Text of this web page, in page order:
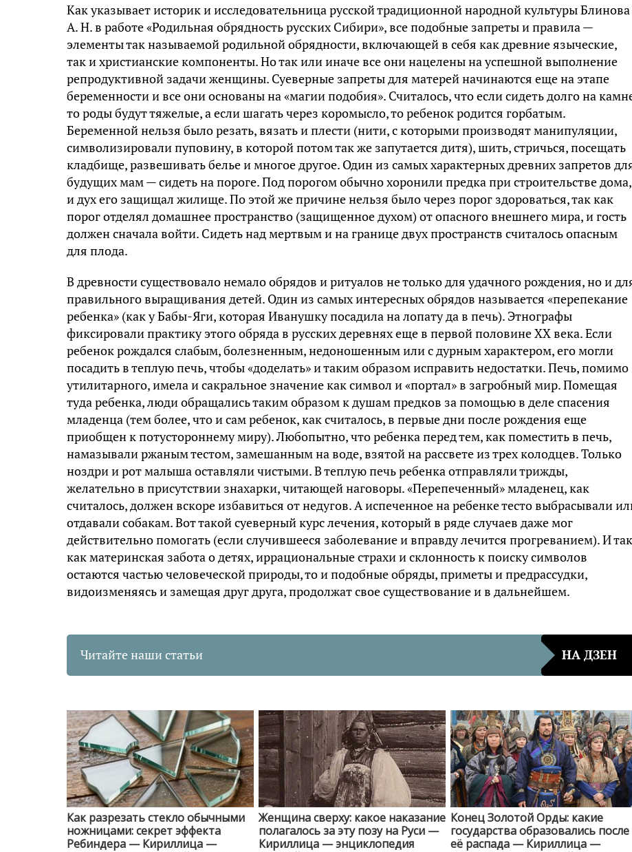
Как указывает историк и исследовательница русской традиционной народной культуры Блинова
А. Н. в работе «Родильная обрядность русских Сибири», все подобные запреты и правила —
элементы так называемой родильной обрядности, включающей в себя как древние языческие,
так и христианские компоненты. Но так или иначе все они нацелены на успешной выполнение
репродуктивной задачи женщины. Суеверные запреты для матерей начинаются еще на этапе
беременности и все они основаны на «магии подобия». Считалось, что если сидеть долго на
то роды будут тяжелые, а если шагать через коромысло, то ребенок родится горбатым.
Беременной нельзя было резать, вязать и плести (нити, с которыми производят манипуляции,
символизировали пуповину, в которой потом так же запутается дитя), шить, стричься, посещать
кладбище, развешивать белье и многое другое. Один из самых характерных древних запретов
будущих мам — сидеть на пороге. Под порогом обычно хоронили предка при строительстве дома,
и дух его защищал жилище. По этой же причине нельзя было через порог здороваться, так как
порог отделял домашнее пространство (защищенное духом) от опасного внешнего мира, и гость
должен сначала войти. Сидеть над мертвым и на границе двух пространств считалось опасным
для плода.
В древности существовало немало обрядов и ритуалов не только для удачного рождения, но и
правильного выращивания детей. Один из самых интересных обрядов называется «перепекание
ребенка» (как у Бабы-Яги, которая Иванушку посадила на лопату да в печь). Этнографы
фиксировали практику этого обряда в русских деревнях еще в первой половине ХХ века. Если
ребенок рождался слабым, болезненным, недоношенным или с дурным характером, его могли
посадить в теплую печь, чтобы «доделать» и таким образом исправить недостатки. Печь, помимо
утилитарного, имела и сакральное значение как символ и «портал» в загробный мир. Помещая
туда ребенка, люди обращались таким образом к душам предков за помощью в деле спасения
младенца (тем более, что и сам ребенок, как считалось, в первые дни после рождения еще
приобщен к потустороннему миру). Любопытно, что ребенка перед тем, как поместить в печь,
намазывали ржаным тестом, замешанным на воде, взятой на рассвете из трех колодцев. Только
ноздри и рот малыша оставляли чистыми. В теплую печь ребенка отправляли трижды,
желательно в присутствии знахарки, читающей наговоры. «Перепеченный» младенец, как
считалось, должен вскоре избавиться от недугов. А испеченное на ребенке тесто выбрасывали
отдавали собакам. Вот такой суеверный курс лечения, который в ряде случаев даже мог
действительно помогать (если случившееся заболевание и вправду лечится прогреванием). И так
как материнская забота о детях, иррациональные страхи и склонность к поиску символов
остаются частью человеческой природы, то и подобные обряды, приметы и предрассудки,
видоизменяясь и замещая друг друга, продолжат свое существование и в дальнейшем.
Читайте наши статьи НА ДЗЕН
Как разрезать стекло обычными
ножницами: секрет эффекта
Ребиндера — Кириллица —
Женщина сверху: какое наказание
полагалось за эту позу на Руси —
Кириллица — энциклопедия
Конец Золотой Орды: какие
государства образовались после
её распада — Кириллица —